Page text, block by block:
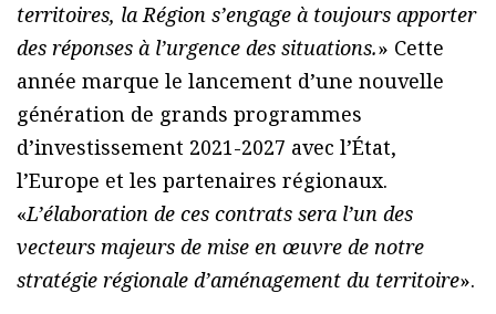
territoires, la Région s’engage à toujours apporter
des réponses à l’urgence des situations.» Cette
année marque le lancement d’une nouvelle
génération de grands programmes
d’investissement 2021-2027 avec l’État,
l’Europe et les partenaires régionaux.
«L’élaboration de ces contrats sera l’un des
vecteurs majeurs de mise en œuvre de notre
stratégie régionale d’aménagement du territoire».